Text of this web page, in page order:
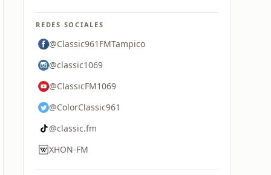
REDES SOCIALES
@Classic961FMTampico
@classic1069
@ClassicFM1069
@ColorClassic961
@classic.fm
XHON-FM